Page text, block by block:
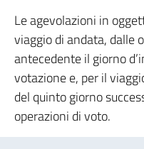
Le agevolazioni in
viaggio di andata, dalle
antecedente il giorno
votazione e, per il
del quinto giorno
operazioni di voto.